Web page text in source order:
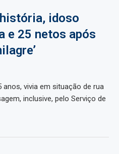
idoso
e 25 netos após
anos, vivia em situação de rua
inclusive, pelo Serviço de